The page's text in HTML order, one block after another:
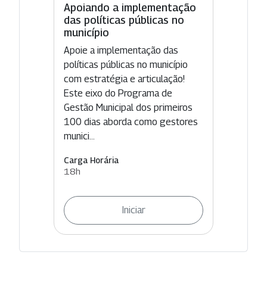
Apoiando a implementação
das políticas públicas no
município
Apoie a implementação das
políticas públicas no município
com estratégia e articulação!
Este eixo do Programa de
Gestão Municipal dos primeiros
100 dias aborda como gestores
munici...
Carga Horária
18h
Iniciar